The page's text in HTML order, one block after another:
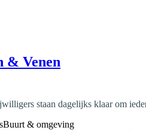
& Venen
staan dagelijks klaar om
Buurt & omgeving